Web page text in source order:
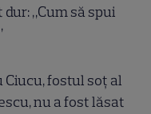
„Cum să spui
fostul soț al
nu a fost lăsat